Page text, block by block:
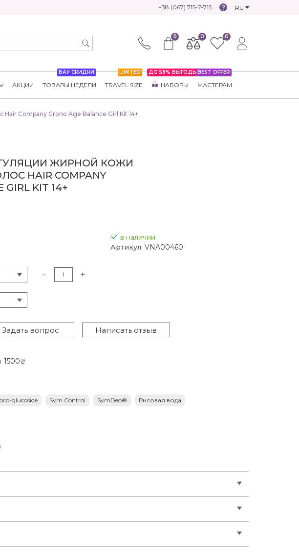
+38 (067) 715-7-715 RU
0 0 0
АКЦИИ
ВАУ СКИДКИ
ТОВАРЫ НЕДЕЛИ
LIMITED
TRAVEL SIZE
ДО 58% ВЫГОДЫ
НАБОРЫ
BEST OFFER
МАСТЕРАМ
Company Crono Age Balance Girl Kit 14+
ЖИРНОЙ КОЖИ
HAIR COMPANY
GIRL KIT 14+
в наличии
Артикул: VNA00460
- +
Задать вопрос Написать отзыв
1500₴
glucoside Sym Control SymDeo® Рисовая вода